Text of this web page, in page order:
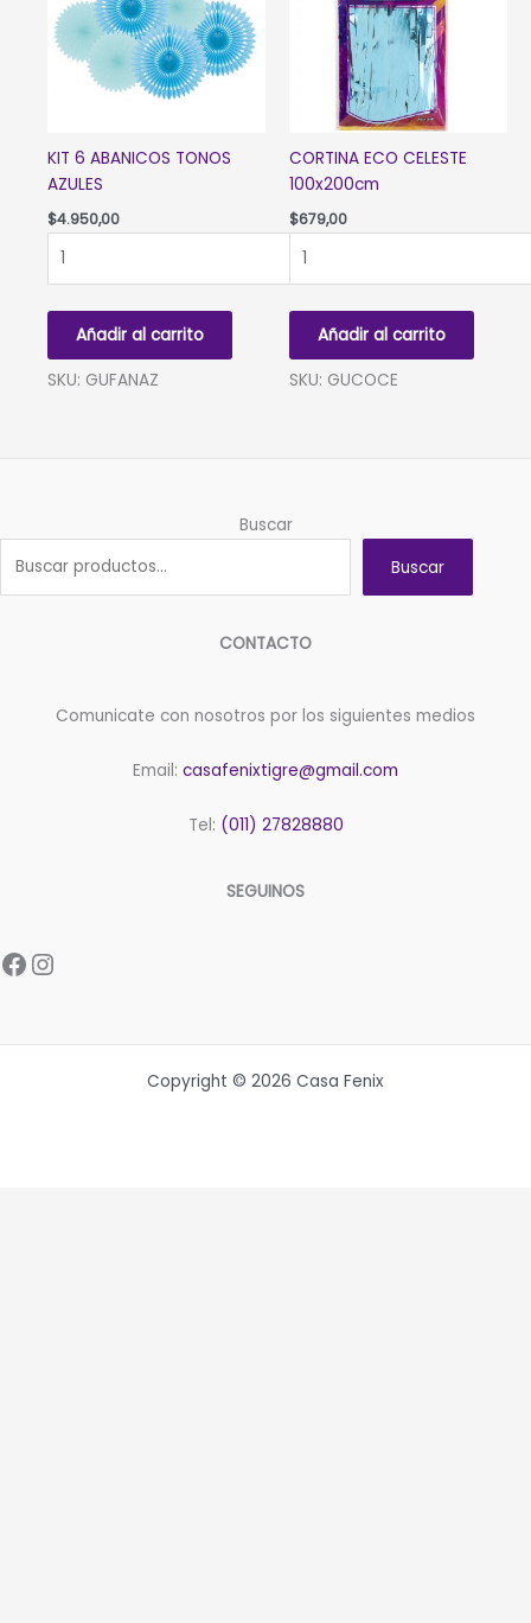
KIT 6 ABANICOS TONOS
AZULES
$4.950,00
AZULES
cantidad
Añadir al carrito
SKU: GUFANAZ
CORTINA ECO CELESTE
100x200cm
$679,00
ECO
100x200cm
cantidad
Añadir al carrito
SKU: GUCOCE
Buscar
Buscar
CONTACTO
Comunicate con nosotros por los siguientes medios
Email: casafenixtigre@gmail.com
Tel: (011) 27828880
SEGUINOS
Facebook
Instagram
Copyright © 2026 Casa Fenix